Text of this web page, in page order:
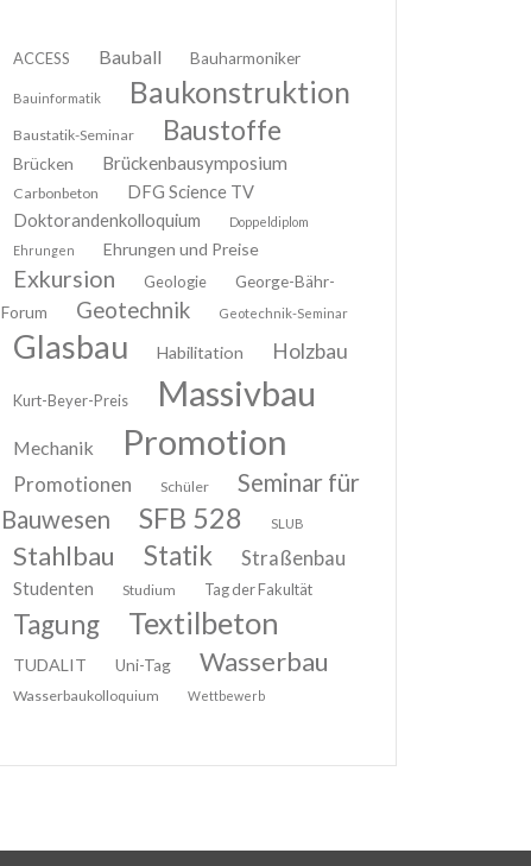
ACCESS Bauball Bauharmoniker
Bauinformatik Baukonstruktion
Baustatik-Seminar Baustoffe
Brücken Brückenbausymposium
Carbonbeton
DFG Science TV
Doktorandenkolloquium
Doppeldiplom
Ehrungen
Ehrungen und Preise
Exkursion Geologie
George-Bähr-
Forum
Geotechnik Geotechnik-Seminar
Glasbau Habilitation Holzbau
Kurt-Beyer-Preis Massivbau
Mechanik Promotion
Promotionen Schüler
Seminar für
Bauwesen
SFB 528 SLUB
Stahlbau Statik Straßenbau
Studenten Studium Tag der Fakultät
Tagung Textilbeton
TUDALIT Uni-Tag Wasserbau
Wasserbaukolloquium Wettbewerb